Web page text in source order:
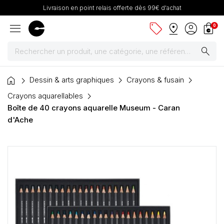
Livraison en point relais offerte dès 99€ d'achat
menu sell pin_drop account_circle shopping_bag
0
search
Peintures
Pinceaux & fournitures
Dessin & arts graphiques
Cartons mousse & plume
home Dessin & arts graphiques
Crayons & fusain
Crayons aquarellables
Boîte de 40 crayons aquarelle Museum - Caran
d'Ache